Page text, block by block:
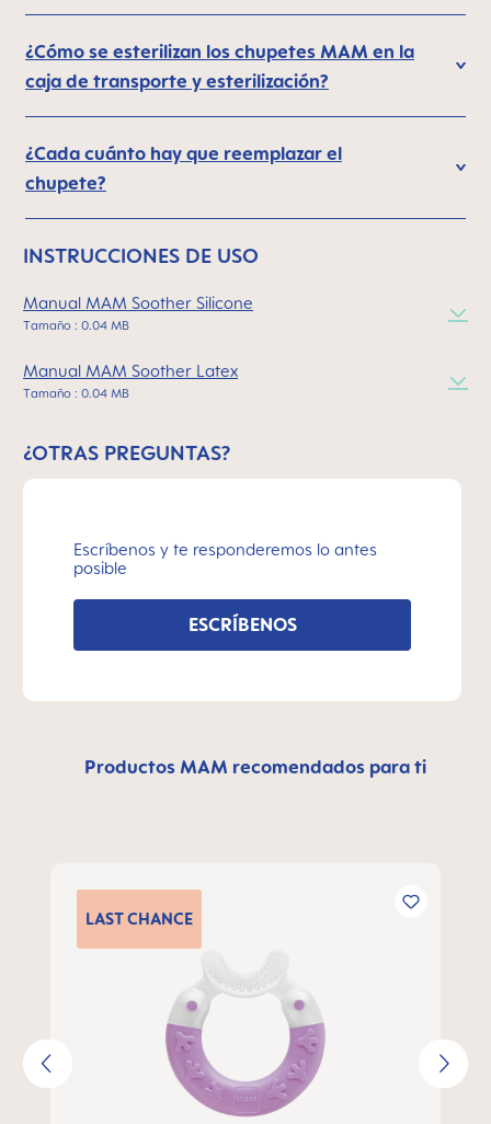
¿Cómo se esterilizan los chupetes MAM en la
caja de transporte y esterilización?
¿Cada cuánto hay que reemplazar el
chupete?
INSTRUCCIONES DE USO
Manual MAM Soother Silicone
Tamaño : 0.04 MB
Manual MAM Soother Latex
Tamaño : 0.04 MB
¿OTRAS PREGUNTAS?
Escríbenos y te responderemos lo antes
posible
ESCRÍBENOS
Productos MAM recomendados para ti
LASTCHANCE